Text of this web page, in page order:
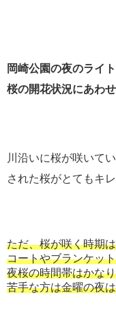
岡崎公園の夜のライ
桜の開花状況にあわ
川沿いに桜が咲いて
された桜がとてもキ
ただ、桜が咲く時期
コートやブランケッ
夜桜の時間帯はかな
苦手な方は金曜の夜